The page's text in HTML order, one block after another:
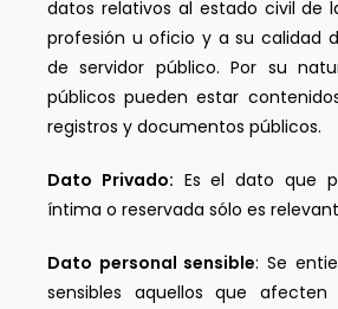
datos relativos al estado civil de
profesión u oficio y a su calidad
de servidor público. Por su
públicos pueden estar
registros y documentos públicos.
Dato Privado: Es el dato que
íntima o reservada sólo es
Dato personal sensible: Se
sensibles aquellos que